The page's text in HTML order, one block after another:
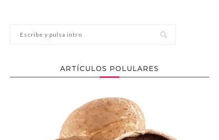
ARTÍCULOS POLULARES